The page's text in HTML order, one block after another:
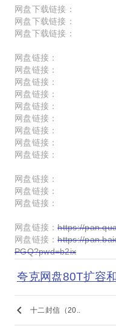
网盘下载链接：
网盘下载链接：
网盘下载链接：
网盘链接：
网盘链接：
网盘链接：
网盘链接：
网盘链接：
网盘链接：
网盘链接：
网盘链接：
网盘链接：
网盘链接：
网盘链接：
网盘链接：
网盘链接：https://
网盘链接：https://
PGQ?pwd=b2ix
夸克网盘80T扩容
keyboard_arrow_left 十二封信（20..